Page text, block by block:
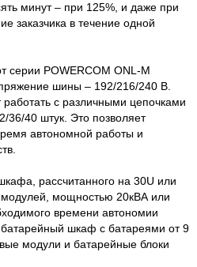
минут – при 125%, и даже при
заказчика в течение одной
серии POWERCOM ONL-M
шины – 192/216/240 В.
с различными цепочками
36/40 штук. Это позволяет
автономной работы и
рассчитанного на 30U или
модулей, мощностью 20кВА или
времени автономии
шкаф с батареями от 9
модули и батарейные блоки